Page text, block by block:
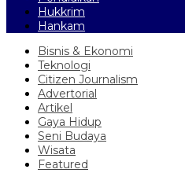
Hukkrim
Hankam
Bisnis & Ekonomi
Teknologi
Citizen Journalism
Advertorial
Artikel
Gaya Hidup
Seni Budaya
Wisata
Featured